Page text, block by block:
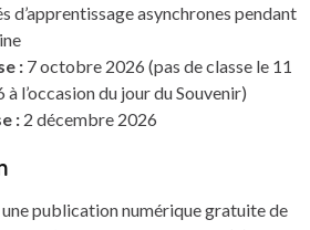
d’apprentissage asynchrones pendant
: 7 octobre 2026 (pas de classe le 11
l’occasion du jour du Souvenir)
: 2 décembre 2026
publication numérique gratuite de